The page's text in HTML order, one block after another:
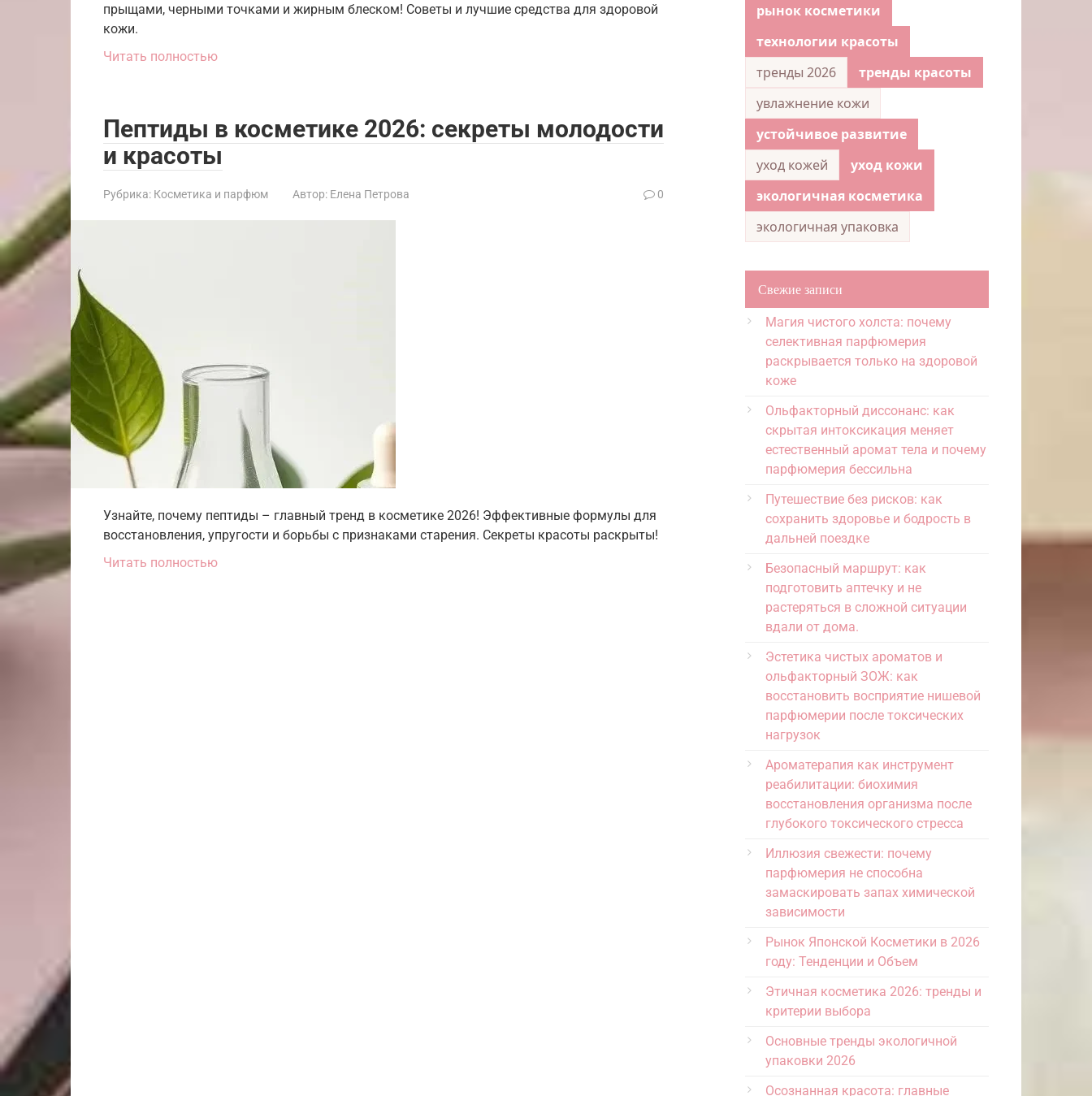
прыщами, черными точками и жирным блеском! Советы и лучшие средства для здоровой
кожи.
Читать полностью
Пептиды в косметике 2026: секреты молодости
и красоты
Рубрика: Косметика и парфюм Автор: Елена Петрова 0
Узнайте, почему пептиды – главный тренд в косметике 2026! Эффективные формулы для
восстановления, упругости и борьбы с признаками старения. Секреты красоты раскрыты!
Читать полностью
рынок косметики
технологии красоты
тренды 2026
тренды красоты
увлажнение кожи
устойчивое развитие
уход кожей
уход кожи
экологичная косметика
экологичная упаковка
Свежие записи
Магия чистого холста: почему
селективная парфюмерия
раскрывается только на здоровой
коже
Ольфакторный диссонанс: как
скрытая интоксикация меняет
естественный аромат тела и почему
парфюмерия бессильна
Путешествие без рисков: как
сохранить здоровье и бодрость в
дальней поездке
Безопасный маршрут: как
подготовить аптечку и не
растеряться в сложной ситуации
вдали от дома.
Эстетика чистых ароматов и
ольфакторный ЗОЖ: как
восстановить восприятие нишевой
парфюмерии после токсических
нагрузок
Ароматерапия как инструмент
реабилитации: биохимия
восстановления организма после
глубокого токсического стресса
Иллюзия свежести: почему
парфюмерия не способна
замаскировать запах химической
зависимости
Рынок Японской Косметики в 2026
году: Тенденции и Объем
Этичная косметика 2026: тренды и
критерии выбора
Основные тренды экологичной
упаковки 2026
Осознанная красота: главные